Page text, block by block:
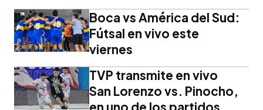
Boca vs América del Sud:
Fútsal en vivo este
viernes
TVP transmite en vivo
San Lorenzo vs. Pinocho,
en uno de los partidos